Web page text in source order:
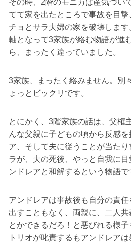
その時、2階のモニカは産気づい
てて家を出たところで事故を目
チョとサラ夫婦の家を破壊しま
軸となって3家族が絡む物語が進
ら、まったく違っていました。
3家族、まったく絡みません。別
ょっとビックリです。
とにかく、3階家族の話は、父権
んな父親に子どもの頃から反感
ア、そして夫に従うことが当た
ラが、夫の死後、やっと自我に
ンドレアと和解するという物語で
アンドレアは事故後も自分の責
出すこともなく、両親に、二人
とかできるだろ！と悪びれる様
トリオが叱責するもアンドレア